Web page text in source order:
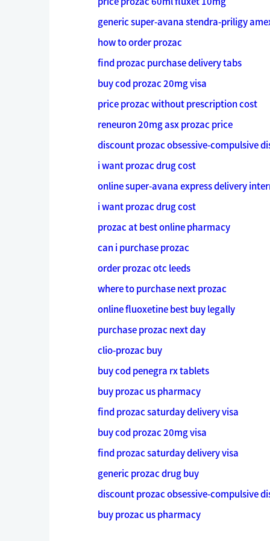
generic super-avana stendra-priligy
how to order prozac
find prozac purchase delivery tabs
buy cod prozac 20mg visa
price prozac without prescription cost
reneuron 20mg asx prozac price
discount prozac obsessive-compulsive
i want prozac drug cost
online super-avana express delivery
i want prozac drug cost
prozac at best online pharmacy
can i purchase prozac
order prozac otc leeds
where to purchase next prozac
online fluoxetine best buy legally
purchase prozac next day
clio-prozac buy
buy cod penegra rx tablets
buy prozac us pharmacy
find prozac saturday delivery visa
buy cod prozac 20mg visa
find prozac saturday delivery visa
generic prozac drug buy
discount prozac obsessive-compulsive
buy prozac us pharmacy